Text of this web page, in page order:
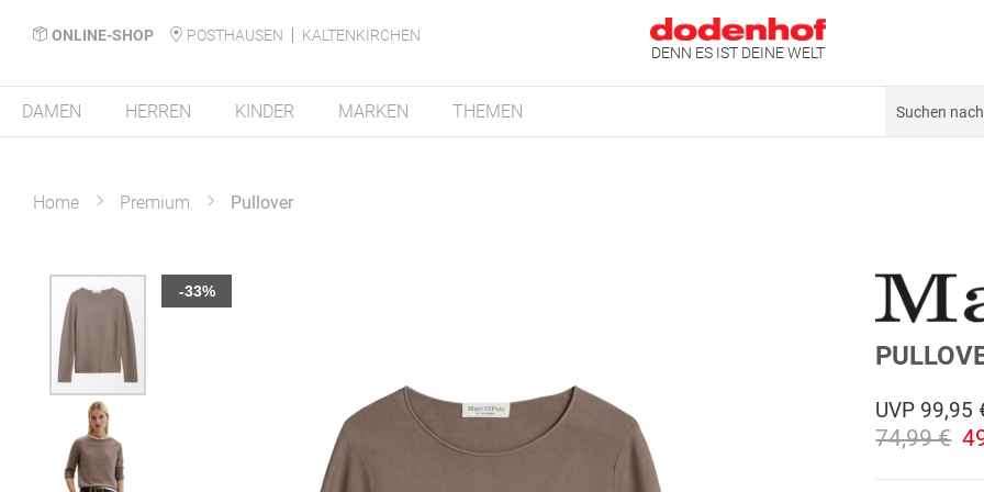
ONLINE-SHOP POSTHAUSEN
KALTENKIRCHEN
DENN ES IST DEINE WELT
DAMEN HERREN KINDER MARKEN THEMEN
Home Premium Pullover
Zum
Ende
der
Bildergalerie
springen
-33%
UVP 99,95
74,99 €